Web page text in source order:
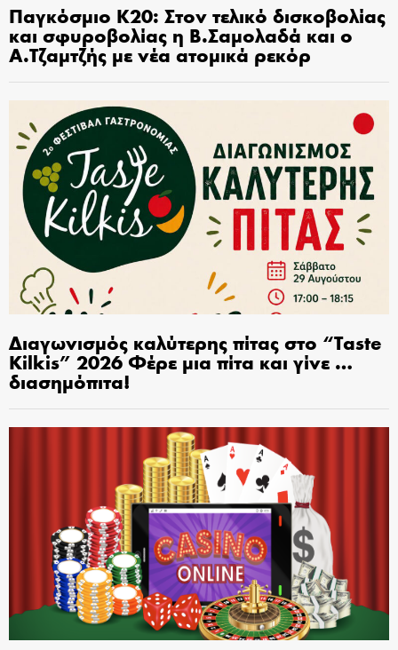
Παγκόσμιο Κ20: Στον τελικό δισκοβολίας
και σφυροβολίας η Β.Σαμολαδά και ο
Α.Τζαμτζής με νέα ατομικά ρεκόρ
Διαγωνισμός καλύτερης πίτας στο “Taste
Kilkis” 2026 Φέρε μια πίτα και γίνε …
διασημόπιτα!